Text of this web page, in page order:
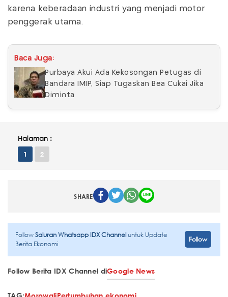
karena keberadaan industri yang menjadi motor
penggerak utama.
Baca Juga:
Purbaya Akui Ada Kekosongan Petugas di
Bandara IMIP, Siap Tugaskan Bea Cukai Jika
Diminta
Halaman :
1 2
SHARE
FollowSaluran Whatsapp IDX Channeluntuk Update
Berita Ekonomi
Follow
Follow Berita IDX Channel diGoogle News
TAG:MorowaliPertumbuhan ekonomi